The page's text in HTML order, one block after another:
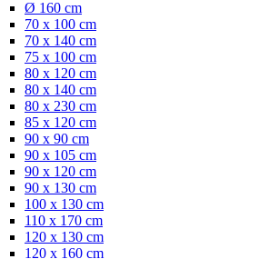
Ø 160 cm
70 x 100 cm
70 x 140 cm
75 x 100 cm
80 x 120 cm
80 x 140 cm
80 x 230 cm
85 x 120 cm
90 x 90 cm
90 x 105 cm
90 x 120 cm
90 x 130 cm
100 x 130 cm
110 x 170 cm
120 x 130 cm
120 x 160 cm